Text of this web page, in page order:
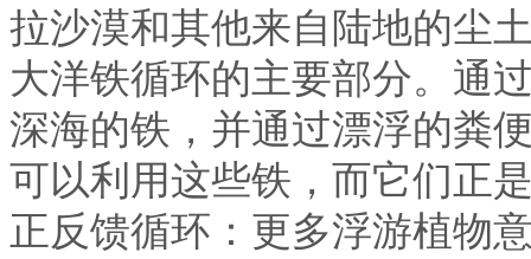
拉沙漠和其他来自陆地的尘
大洋铁循环的主要部分。通
深海的铁，并通过漂浮的粪
可以利用这些铁，而它们正
正反馈循环：更多浮游植物